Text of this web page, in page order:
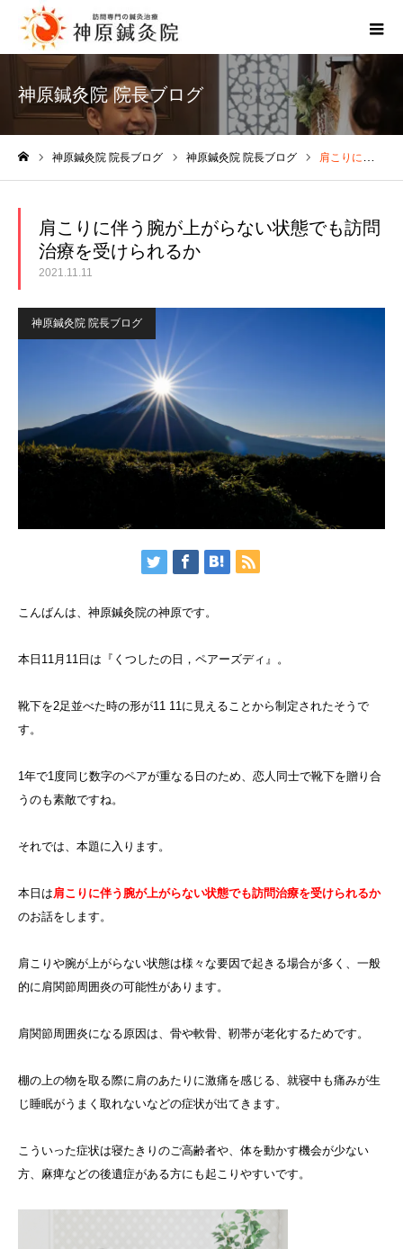
神原鍼灸院 院長ブログ
神原鍼灸院 院長ブログ 神原鍼灸院 院長ブログ 肩こりに伴う腕が上がらない状態でも訪問治療を受けられるか
肩こりに伴う腕が上がらない状態でも訪問
治療を受けられるか
2021.11.11
神原鍼灸院 院長ブログ
こんばんは、神原鍼灸院の神原です。
本日11月11日は『くつしたの日，ペアーズディ』。
靴下を2足並べた時の形が11 11に見えることから制定されたそうで
す。
1年で1度同じ数字のペアが重なる日のため、恋人同士で靴下を贈り合
うのも素敵ですね。
それでは、本題に入ります。
本日は 肩こりに伴う腕が上がらない状態でも訪問治療を受けられるか
のお話をします。
肩こりや腕が上がらない状態は様々な要因で起きる場合が多く、一般
的に肩関節周囲炎の可能性があります。
肩関節周囲炎になる原因は、骨や軟骨、靭帯が老化するためです。
棚の上の物を取る際に肩のあたりに激痛を感じる、就寝中も痛みが生
じ睡眠がうまく取れないなどの症状が出てきます。
こういった症状は寝たきりのご高齢者や、体を動かす機会が少ない
方、麻痺などの後遺症がある方にも起こりやすいです。